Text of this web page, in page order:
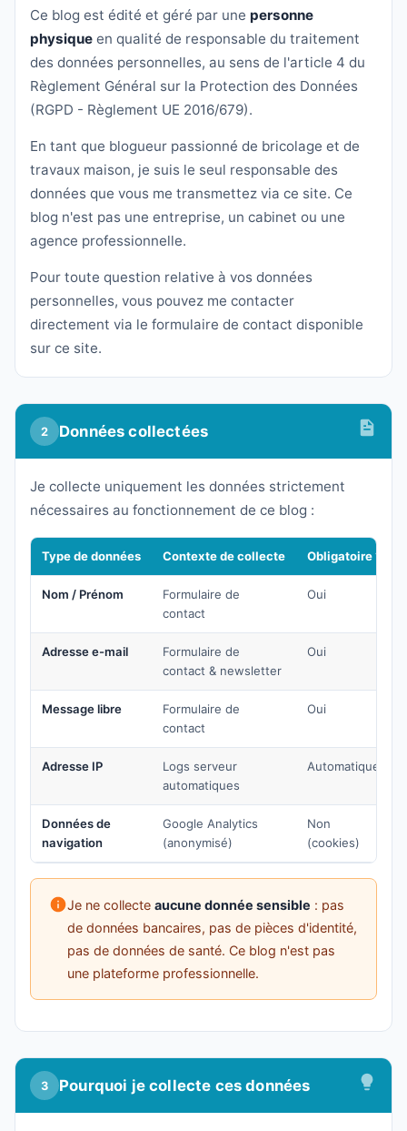
Ce blog est édité et géré par une personne
physique en qualité de responsable du traitement
des données personnelles, au sens de l'article 4 du
Règlement Général sur la Protection des Données
(RGPD - Règlement UE 2016/679).
En tant que blogueur passionné de bricolage et de
travaux maison, je suis le seul responsable des
données que vous me transmettez via ce site. Ce
blog n'est pas une entreprise, un cabinet ou une
agence professionnelle.
Pour toute question relative à vos données
personnelles, vous pouvez me contacter
directement via le formulaire de contact disponible
sur ce site.
2 Données collectées
Je collecte uniquement les données strictement
nécessaires au fonctionnement de ce blog :
Type de données Contexte de collecte Obligatoire ?
Nom / Prénom
Formulaire de
contact
Oui
Adresse e-mail
Formulaire de
contact & newsletter
Oui
Message libre
Formulaire de
contact
Oui
Adresse IP
Logs serveur
automatiques
Automatique
Données de
navigation
Google Analytics
(anonymisé)
Non
(cookies)
Je ne collecte aucune donnée sensible : pas
de données bancaires, pas de pièces d'identité,
pas de données de santé. Ce blog n'est pas
une plateforme professionnelle.
3 Pourquoi je collecte ces données